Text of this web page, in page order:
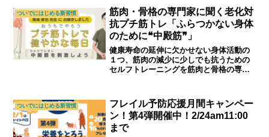
ニアファッション通販ショップ「アトラ
ンダム」
ついでにはじめる新習慣
筋肉・骨格の専門家に聞く老化対
抗プチ筋トレ「ふらつかない身体
のために❝中殿筋❞」
健康寿命の延伸に欠かせない身体活動の
１つ、筋肉の減少に少しでも抗うための
セルフトレーニングを筋肉と骨格の専門
アファッション通販ショップ「アトラン
ダム」
ついでにはじめる新習慣
フレイル予防応援月間キャンペー
ン！第4弾開催中！2/24am11:00
まで